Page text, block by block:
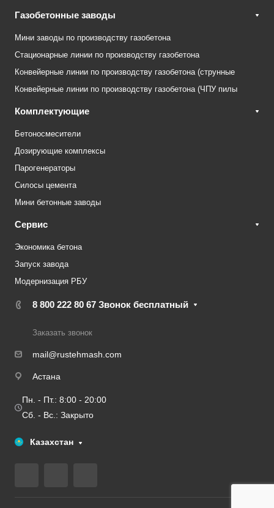
Газобетонные заводы
Мини заводы по производству газобетона
Стационарные линии по производству газобетона
Конвейерные линии по производству газобетона (струнные
Конвейерные линии по производству газобетона (ЧПУ пилы
Комплектующие
Бетоносмесители
Дозирующие комплексы
Парогенераторы
Силосы цемента
Мини бетонные заводы
Сервис
Экономика бетона
Запуск завода
Модернизация РБУ
8 800 222 80 67 Звонок бесплатный
Заказать звонок
mail@rustehmash.com
Астана
Пн. - Пт.: 8:00 - 20:00
Сб. - Вс.: Закрыто
Казахстан